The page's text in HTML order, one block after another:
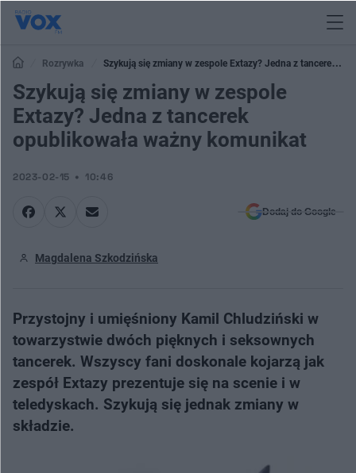
Rozrywka
Szykują się zmiany w zespole Extazy? Jedna z tancerek
opublikowała ważny komunikat
Szykują się zmiany w zespole
Extazy? Jedna z tancerek
opublikowała ważny komunikat
2023-02-15 10:46
Dodaj do Google
Magdalena Szkodzińska
Przystojny i umięśniony Kamil Chludziński w
towarzystwie dwóch pięknych i seksownych
tancerek. Wszyscy fani doskonale kojarzą jak
zespół Extazy prezentuje się na scenie i w
teledyskach. Szykują się jednak zmiany w
składzie.